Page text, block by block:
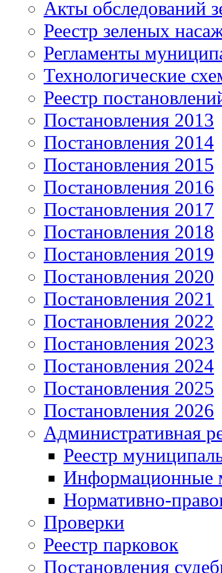
Акты обследований
Реестр зеленых
Регламенты
Технологические
Реестр
Постановления 2013
Постановления 2014
Постановления 2015
Постановления 2016
Постановления 2017
Постановления 2018
Постановления 2019
Постановления 2020
Постановления 2021
Постановления 2022
Постановления 2023
Постановления 2024
Постановления 2025
Постановления 2026
Административная
Реестр
Информационные
Нормативно-
Проверки
Реестр парковок
Постановления